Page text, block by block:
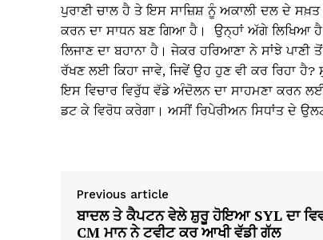
ਪੁਰਾਣੀ ਚਾਲ ਹੈ ਤੇ ਇਸ ਸਾਜ਼ਿਸ਼ ਨੂੰ ਅਕਾਲੀ ਦਲ ਦੇ
ਕਰਨ ਦਾ ਸਾਧਨ ਬਣ ਗਿਆ ਹੈ। ਉਨ੍ਹਾਂ ਅੱਗੇ ਲਿਖਿਆ ਹੈ
ਲਿਜਾਣ ਦਾ ਬਹਾਨਾ ਹੈ। ਜੇਕਰ ਹਰਿਆਣਾ ਨੇ ਸਾਂਝੇ ਪਾਣੀ
ਰੱਖਣ ਲਈ ਕਿਹਾ ਜਾਵੇ, ਜਿਵੇਂ ਉਹ ਹੁਣ ਵੀ ਕਰ ਰਿਹਾ
ਇਸ ਵਿਚਾਰ ਵਿਰੁੱਧ ਵੱਡੇ ਅੰਦੋਲਨ ਦਾ ਸਾਹਮਣਾ ਕਰਨ
ਡਟ ਕੇ ਵਿਰੋਧ ਕਰੇਗਾ। ਅਸੀਂ ਰਿਪੇਰੀਅਨ ਸਿਧਾਂਤ ਦੇ
Previous article
ਬਾਦਲ ਤੇ ਕੈਪਟਨ ਵੇਲੇ ਸ਼ੁਰੂ ਹੋਇਆ SYL ਦਾ
CM ਮਾਨ ਨੇ ਟਵੀਟ ਕਰ ਆਖੀ ਵੱਡੀ ਗੱਲ